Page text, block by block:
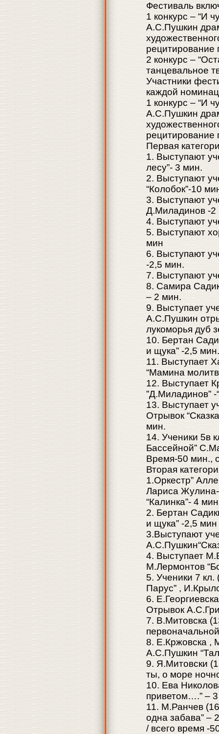
Фестиваль
1 конкурс – “И
А.С.Пушкин
рецитирование
2 конкурс –
танцевальное
Участники
каждой
1 конкурс – “И
А.С.Пушкин
рецитирование
Первая
1. Выступают
лесу”- 3 мин.
2. Выступают
“Колобок”-10
3. Выступают
Д.Миладинов -2
4. Выступают
5. Выступают
мин
6. Выступают
-2,5 мин.
7. Выступают
8. Самира
– 2 мин.
9. Выступает
А.С.Пушкин
лукоморья дуб
10. Бертан
и щука” -2,5 мин.
11. Выступает
“Мамина
12. Выступает
”Д.Миладинов”
13. Выступает
Отрывок
мин.
14. Ученики 5в
Бассейной”
Время-50 мин.,
Вторая
1.Оркестр”
Лариса Жулина-
“Калинка”- 4
2. Бертан
и щука” -2,5 мин
3.Выступают
4. Выступает
М.Лермонтов
5. Ученики 7
Парус” ,
6.
Отрывок
7. В.Митовска
8. Е.Кржовска ,
А.С.Пушкин
9. Я.Митовски
ты, о море
10. Eва
приветом….” –
11. М.Ранчев
одна забава” –
/ всего время -